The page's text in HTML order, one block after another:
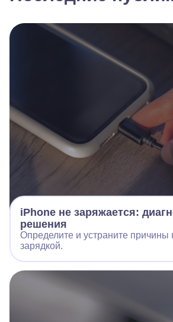
iPhone не заряжается:
решения
Определите и устраните причины
зарядкой.